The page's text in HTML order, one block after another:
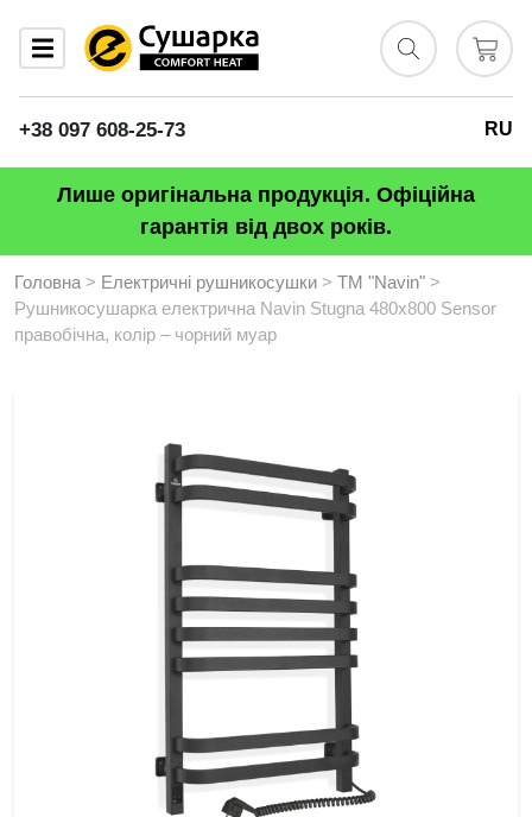
+38 097 608-25-73 RU
Лише оригінальна продукція. Офіційна
гарантія від двох років.
Головна > Електричні рушникосушки > ТМ "Navin" >
Рушникосушарка електрична Navin Stugna 480х800 Sensor
правобічна, колір – чорний муар